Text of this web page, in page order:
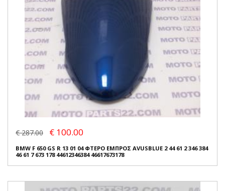
€ 287.00 € 100.00
BMW F 650 GS R 13 01 04 ΦΤΕΡΟ ΕΜΠΡΟΣ AVUSBLUE 2 44 61 2 346 384
46 61 7 673 178 44612346384 46617673178